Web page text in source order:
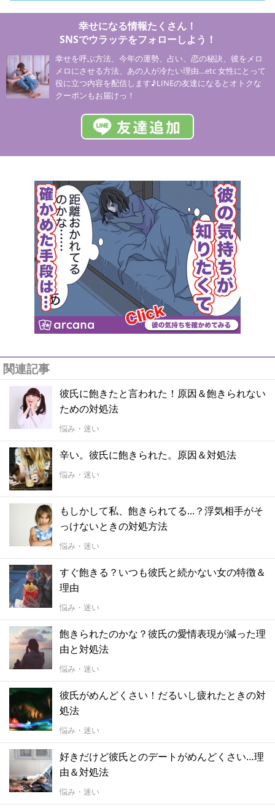
幸せになる情報たくさん！
SNSでウラッテをフォローしよう！
幸せを呼ぶ方法、今年の運勢、占い、恋の秘訣、彼をメロ
メロにさせる方法、あの人が冷たい理由…etc 女性にとって
役に立つ内容を配信します♪LINEの友達になるとオトクな
クーポンもお届けっ！
関連記事
彼氏に飽きたと言われた！原因＆飽きられない
ための対処法
悩み・迷い
辛い。彼氏に飽きられた。原因＆対処法
悩み・迷い
もしかして私、飽きられてる...？浮気相手がそ
っけないときの対処方法
悩み・迷い
すぐ飽きる？いつも彼氏と続かない女の特徴＆
理由
悩み・迷い
飽きられたのかな？彼氏の愛情表現が減った理
由と対処法
悩み・迷い
彼氏がめんどくさい！だるいし疲れたときの対
処法
悩み・迷い
好きだけど彼氏とのデートがめんどくさい…理
由＆対処法
悩み・迷い